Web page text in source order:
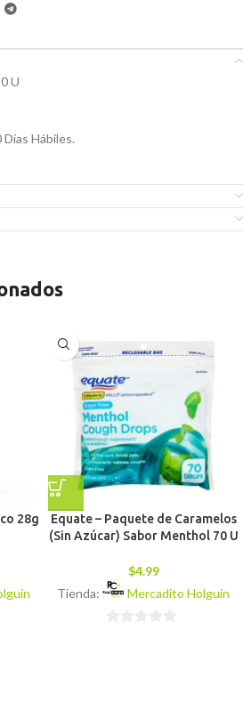
U
Días Hábiles.
28g
Equate – Paquete de Caramelos
(Sin Azúcar) Sabor Menthol 70 U
$4.99
Tienda:
Mercadito Holguín